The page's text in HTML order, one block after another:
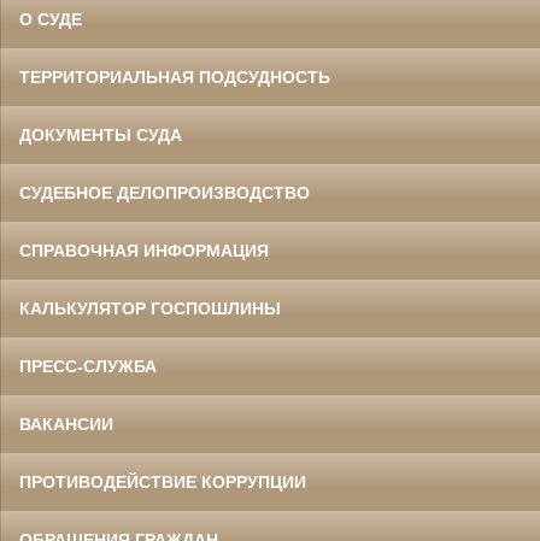
О СУДЕ
ТЕРРИТОРИАЛЬНАЯ ПОДСУДНОСТЬ
ДОКУМЕНТЫ СУДА
СУДЕБНОЕ ДЕЛОПРОИЗВОДСТВО
СПРАВОЧНАЯ ИНФОРМАЦИЯ
КАЛЬКУЛЯТОР ГОСПОШЛИНЫ
ПРЕСС-СЛУЖБА
ВАКАНСИИ
ПРОТИВОДЕЙСТВИЕ КОРРУПЦИИ